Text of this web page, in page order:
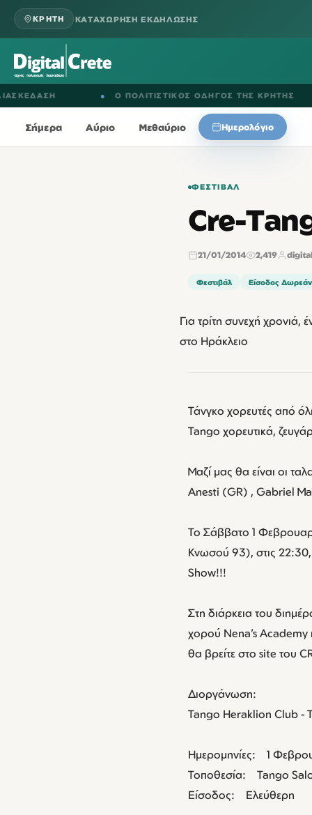
ΚΡΗΤΗ ΚΑΤΑΧΩΡΗΣΗ ΕΚΔΗΛΩΣΗΣ
Ο ΠΟΛΙΤΙΣΤΙΚΟΣ ΟΔΗΓΟΣ ΤΗΣ ΚΡΗΤΗΣ
Σήμερα Αύριο Μεθαύριο Ημερολόγιο
ΦΕΣΤΙΒΆΛ
Cre-
21/01/2014 2,419
Φεστιβάλ Είσοδος Δωρεάν
Για τρίτη συνεχή
στο Ηράκλειο
Τάνγκο χορευτές από
Tango χορευτικά,
Μαζί μας θα είναι οι
Anesti (GR) , Gabriel
Το Σάββατο 1
Κνωσού 93), στις 22:30,
Show!!!
Στη διάρκεια του
χορού Nena’s Academy
θα βρείτε στο site του
Διοργάνωση:
Tango Heraklion Club -
Ημερομηνίες: 1
Τοποθεσία: Tango
Είσοδος: Ελεύθερη